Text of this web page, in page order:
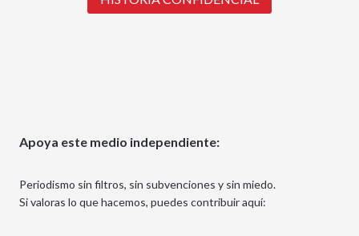
Apoya este medio independiente:
Periodismo sin filtros, sin subvenciones y sin miedo.
Si valoras lo que hacemos, puedes contribuir aquí: